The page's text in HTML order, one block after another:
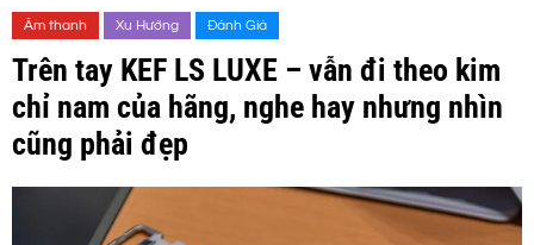
Âm thanh Xu Hướng Đánh Giá
Trên tay KEF LS LUXE – vẫn đi theo kim
chỉ nam của hãng, nghe hay nhưng nhìn
cũng phải đẹp